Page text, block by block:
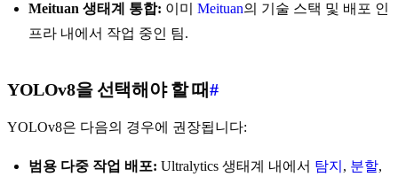
Meituan 생태계 통합: 이미 Meituan의 기술 스택 및 배포 인
프라 내에서 작업 중인 팀.
YOLOv8을 선택해야 할 때#
YOLOv8은 다음의 경우에 권장됩니다:
범용 다중 작업 배포: Ultralytics 생태계 내에서 탐지 , 분할,